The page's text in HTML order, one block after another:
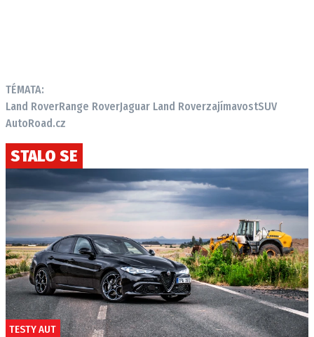
TÉMATA:
Land RoverRange RoverJaguar Land RoverzajímavostSUV
AutoRoad.cz
STALO SE
TESTY AUT